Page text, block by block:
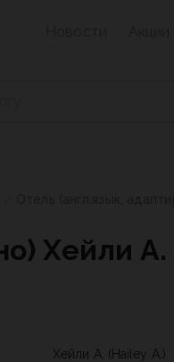
Хейли А.
Хейли А. (Hailey A.)